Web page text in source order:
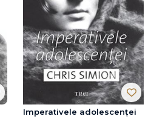
Imperativele adolescenței